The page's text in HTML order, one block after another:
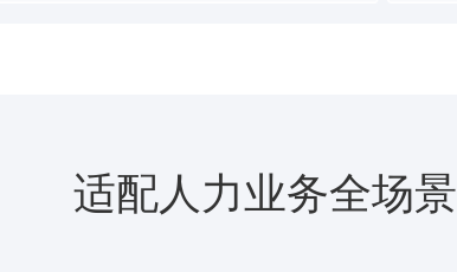
适配人力业务全场景